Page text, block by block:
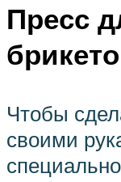
Пресс
Чтобы
своими